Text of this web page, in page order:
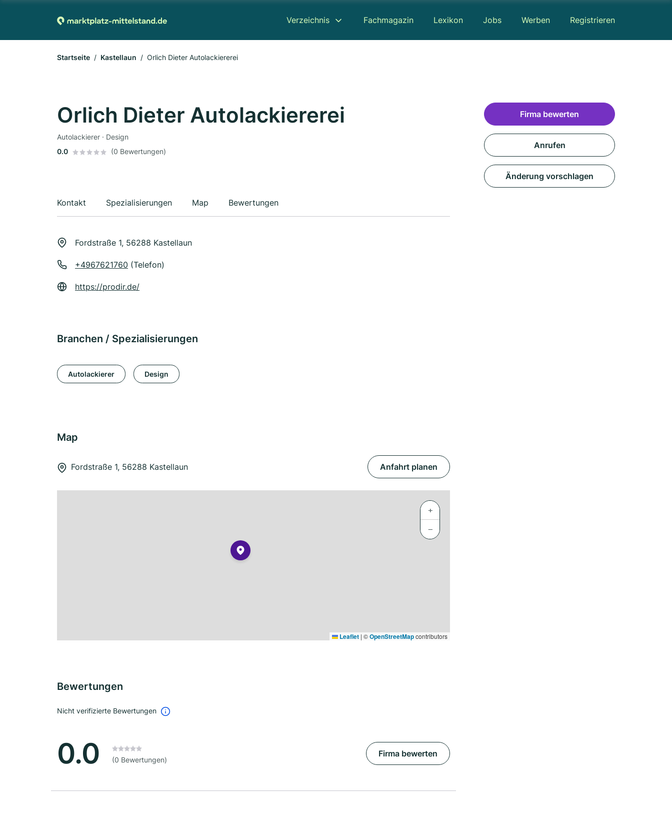
Verzeichnis Fachmagazin Lexikon Jobs Werben Registrieren
Startseite Kastellaun Orlich Dieter Autolackiererei
Orlich Dieter Autolackiererei
Autolackierer · Design
0.0
(0 Bewertungen)
Kontakt Spezialisierungen Map Bewertungen
Fordstraße 1, 56288 Kastellaun
+4967621760 (Telefon)
https://prodir.de/
Branchen / Spezialisierungen
Autolackierer Design
Map
Fordstraße 1, 56288 Kastellaun Anfahrt planen
+
−
Leaflet | ©OpenStreetMapcontributors
Bewertungen
Nicht verifizierte Bewertungen
0.0 (0 Bewertungen)
Firma bewerten
Firma bewerten
Anrufen
Änderung vorschlagen